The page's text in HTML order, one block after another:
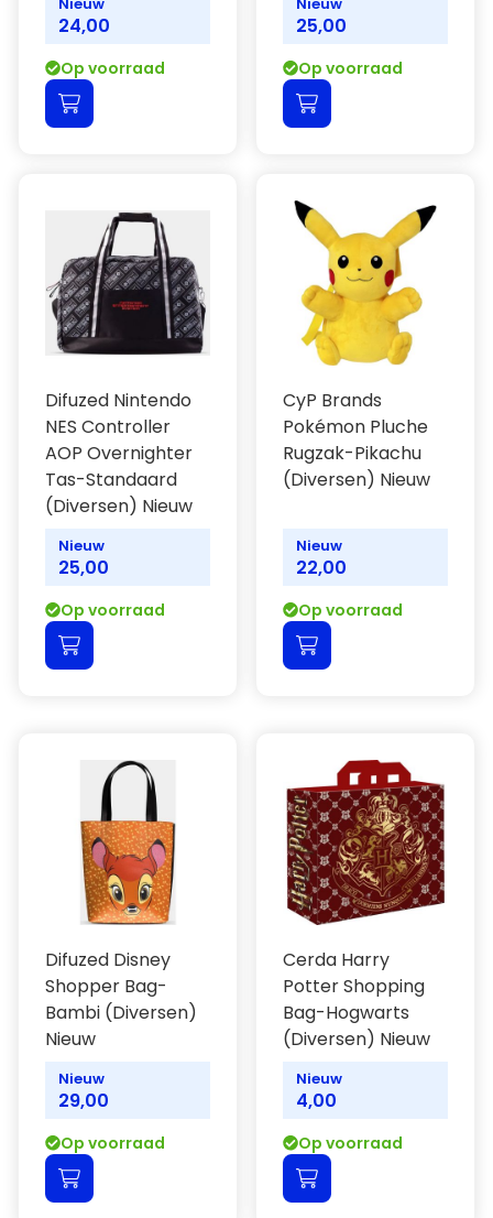
24,00
Op voorraad
25,00
Op voorraad
Difuzed Nintendo
NES Controller
AOP Overnighter
Tas-Standaard
(Diversen) Nieuw
Nieuw
25,00
Op voorraad
CyP Brands
Pokémon Pluche
Rugzak-Pikachu
(Diversen) Nieuw
Nieuw
22,00
Op voorraad
Difuzed Disney
Shopper Bag-
Bambi (Diversen)
Nieuw
Nieuw
29,00
Op voorraad
Cerda Harry
Potter Shopping
Bag-Hogwarts
(Diversen) Nieuw
Nieuw
4,00
Op voorraad